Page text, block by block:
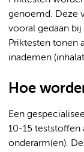
genoemd. Deze
vooral gedaan
Priktesten tonen
inademen
Hoe
Een
10-15 teststoffen
onderarm(en).